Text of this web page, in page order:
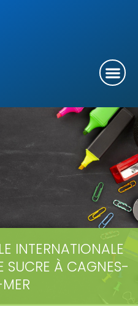
INTERNATIONALE
SUCRE À CAGNES-